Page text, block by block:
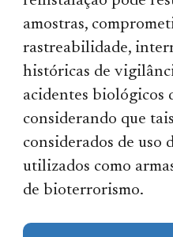
amostras,
rastreabilidade,
históricas de
acidentes biológicos
considerando que
considerados de uso
utilizados como
de bioterrorismo.